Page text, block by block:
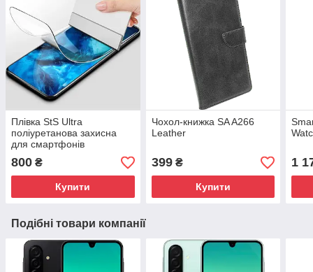
Плівка StS Ultra
поліуретанова захисна
для смартфонів
800 ₴
Купити
Чохол-книжка SA A266
Leather
399₴
Купити
1
Подібні товари компанії